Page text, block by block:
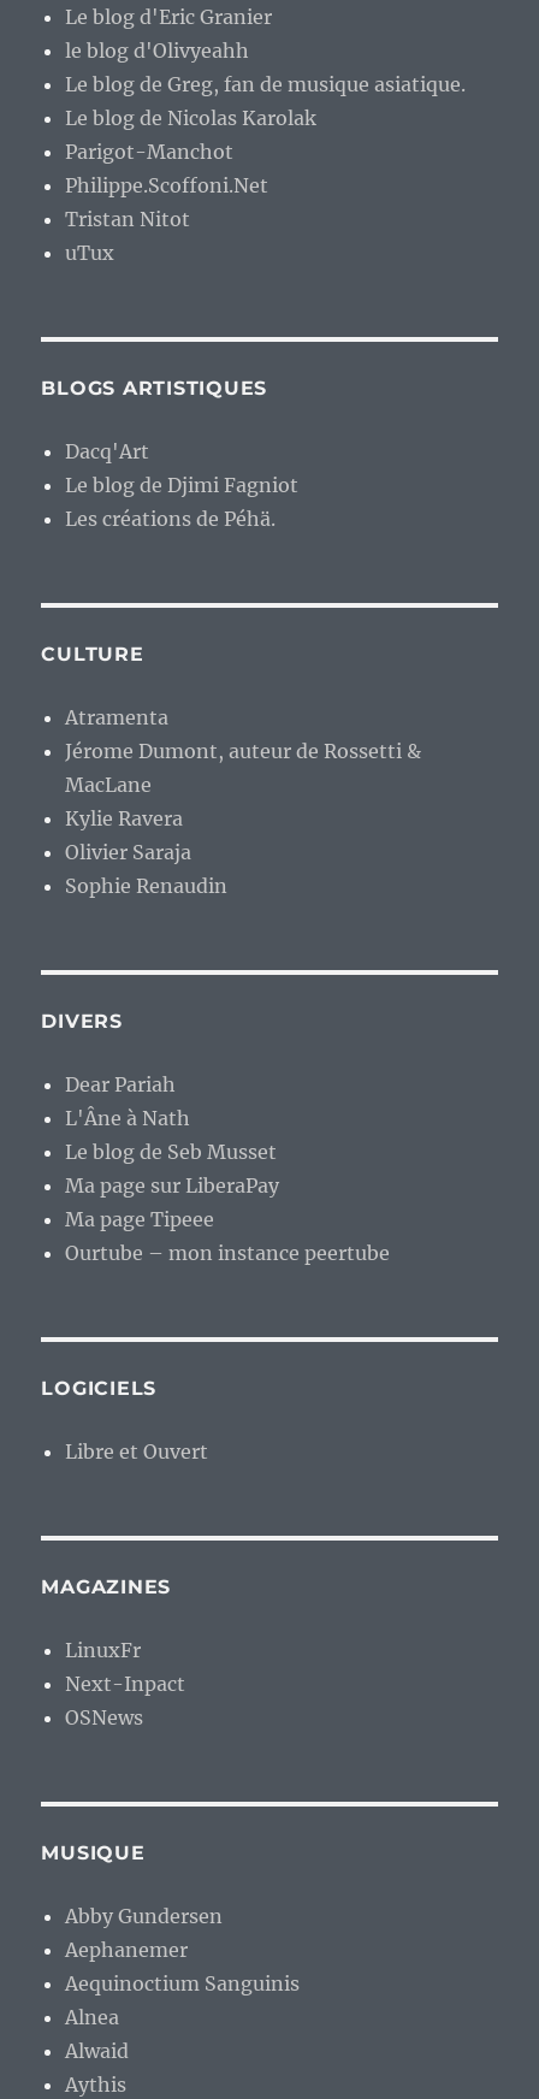
Le blog d'Eric Granier
le blog d'Olivyeahh
Le blog de Greg, fan de musique asiatique.
Le blog de Nicolas Karolak
Parigot-Manchot
Philippe.Scoffoni.Net
Tristan Nitot
uTux
BLOGS ARTISTIQUES
Dacq'Art
Le blog de Djimi Fagniot
Les créations de Péhä.
CULTURE
Atramenta
Jérome Dumont, auteur de Rossetti &
MacLane
Kylie Ravera
Olivier Saraja
Sophie Renaudin
DIVERS
Dear Pariah
L'Âne à Nath
Le blog de Seb Musset
Ma page sur LiberaPay
Ma page Tipeee
Ourtube – mon instance peertube
LOGICIELS
Libre et Ouvert
MAGAZINES
LinuxFr
Next-Inpact
OSNews
MUSIQUE
Abby Gundersen
Aephanemer
Aequinoctium Sanguinis
Alnea
Alwaid
Aythis